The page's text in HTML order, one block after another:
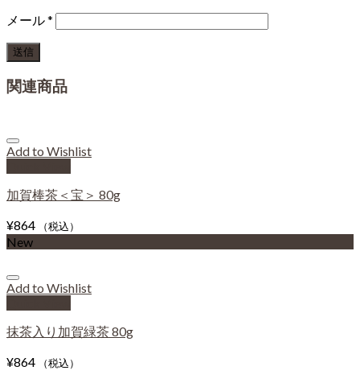
メール*
関連商品
Add to Wishlist
加賀棒茶＜宝＞ 80g
¥864 （税込）
New
Add to Wishlist
抹茶入り加賀緑茶 80g
¥864 （税込）